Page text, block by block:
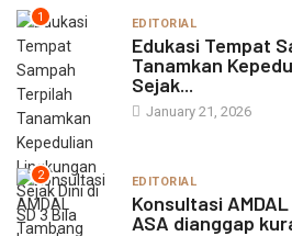
1 EDITORIAL
Edukasi Tempat
Tanamkan
Sejak...
January 21, 2026
2 EDITORIAL
Konsultasi
ASA dianggap